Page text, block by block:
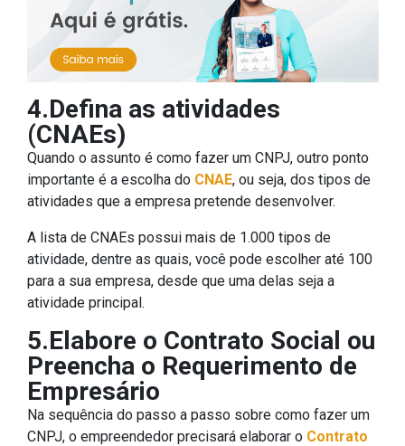
4.Defina as atividades
(CNAEs)
Quando o assunto é como fazer um CNPJ, outro ponto
importante é a escolha do CNAE, ou seja, dos tipos de
atividades que a empresa pretende desenvolver.
A lista de CNAEs possui mais de 1.000 tipos de
atividade, dentre as quais, você pode escolher até 100
para a sua empresa, desde que uma delas seja a
atividade principal.
5.Elabore o Contrato Social ou
Preencha o Requerimento de
Empresário
Na sequência do passo a passo sobre como fazer um
CNPJ, o empreendedor precisará elaborar o Contrato